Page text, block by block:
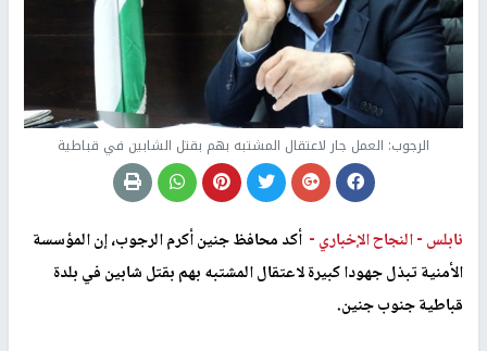
الرجوب: العمل جار لاعتقال المشتبه بهم بقتل الشابين في قباطية
نابلس -النجاح الإخباري - أكد محافظ جنين أكرم الرجوب، إن المؤسسة
الأمنية تبذل جهودا كبيرة لاعتقال المشتبه بهم بقتل شابين في بلدة
قباطية جنوب جنين.